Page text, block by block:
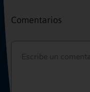
Comentarios